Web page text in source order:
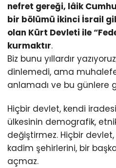
nefret gereği, lâik
bir bölümü ikinci İsrail
olan Kürt Devleti ile
kurmaktır.
Biz bunu yıllardır
dinlemedi, ama
anlamadı ve bu günlere
Hiçbir devlet, kendi
ülkesinin demografik,
değiştirmez. Hiçbir devlet,
kadim şehirlerini, bir
açmaz.